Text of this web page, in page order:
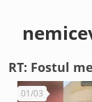
RT: Fostul
01/03